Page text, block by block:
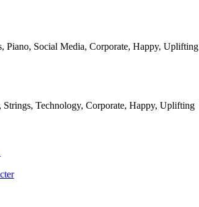
Piano, Social Media, Corporate, Happy, Uplifting
Strings, Technology, Corporate, Happy, Uplifting